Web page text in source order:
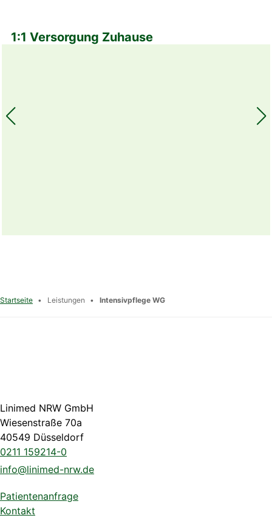
1:1 Versorgung Zuhause
Startseite • Leistungen • Intensivpflege WG
Linimed NRW GmbH
Wiesenstraße 70a
40549 Düsseldorf
0211 159214-0
info@linimed-nrw.de
Patientenanfrage
Kontakt